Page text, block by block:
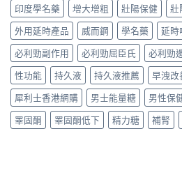
中
中
心
得
與
購
買
建
議〉
中
港
用
家
必
讀
用
用
量
完
印度學名藥
增大增粗 壯陽保健 壯
外用延時產品
威而鋼 學名藥 延時
必利勁副作用
必利勁屈臣氏 必利勁
性功能
持久液 持久液推薦 早洩改
犀利士香港網購
男士能量糖 男性保
睪固酮
睪固酮低下 精力糖 補腎